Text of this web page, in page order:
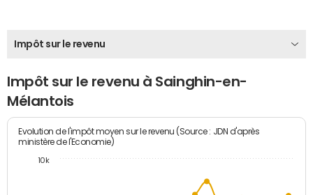
Impôt sur le revenu
Impôt sur le revenu à Sainghin-en-
Mélantois
Evolution de l'impôt moyen sur le revenu (Source : JDN d'après
ministère de l'Economie)
10k